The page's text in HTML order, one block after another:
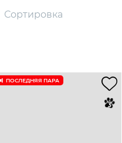
Сортировка
ПОСЛЕДНЯЯ ПАРА